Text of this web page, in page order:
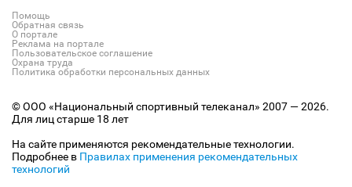
Помощь
Обратная связь
О портале
Реклама на портале
Пользовательское соглашение
Охрана труда
Политика обработки персональных данных
© ООО «Национальный спортивный телеканал» 2007 — 2026.
Для лиц старше 18 лет
На сайте применяются рекомендательные технологии.
Подробнее в Правилах применения рекомендательных
технологий